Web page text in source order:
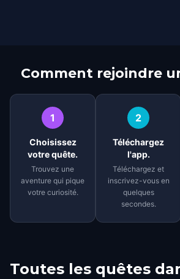
Comment rejoindre
1
Choisissez
votre quête.
Trouvez une
aventure qui pique
votre curiosité.
2
Téléchargez
l'app.
Téléchargez et
inscrivez-vous en
quelques
secondes.
Toutes les quêtes